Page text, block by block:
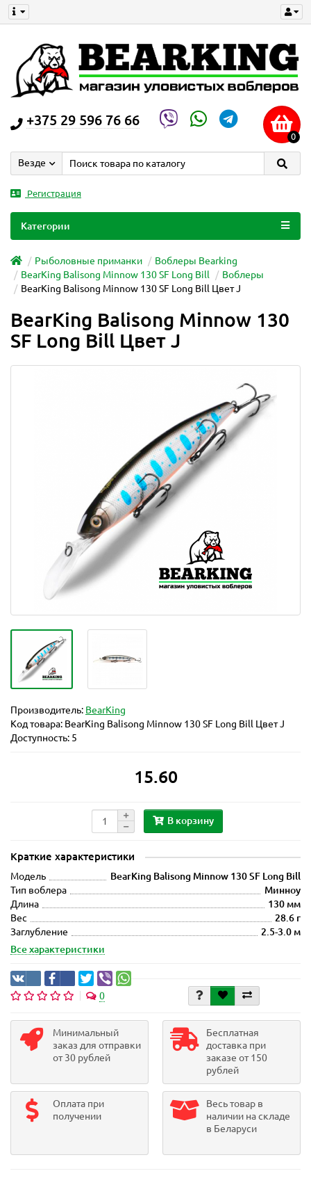
+375 29 596 76 66
0
Везде
Регистрация
Категории
Рыболовные приманки
Воблеры Bearking
BearKing Balisong Minnow 130 SF Long Bill
Воблеры
BearKing Balisong Minnow 130 SF Long Bill Цвет J
BearKing Balisong Minnow 130
SF Long Bill Цвет J
Производитель: BearKing
Код товара: BearKing Balisong Minnow 130 SF Long Bill Цвет J
Доступность: 5
15.60
В корзину
Краткие характеристики
Модель
BearKing Balisong Minnow 130 SF Long Bill
Тип воблера
Минноу
Длина
130 мм
Вес
28.6 г
Заглубление
2.5-3.0 м
Все характеристики
0
Минимальный
заказ для отправки
от 30 рублей
Бесплатная
доставка при
заказе от 150
рублей
Оплата при
получении
Весь товар в
наличии на складе
в Беларуси